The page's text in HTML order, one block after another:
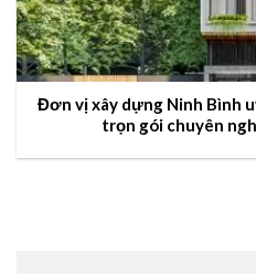
Đơn vị xây dựng Ninh Bình
trọn gói chuyên